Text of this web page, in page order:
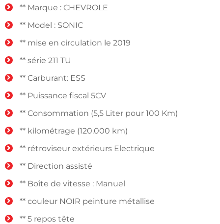
** Marque : CHEVROLE
** Model : SONIC
** mise en circulation le 2019
** série 211 TU
** Carburant: ESS
** Puissance fiscal 5CV
** Consommation (5,5 Liter pour 100 Km)
** kilométrage (120.000 km)
** rétroviseur extérieurs Electrique
** Direction assisté
** Boîte de vitesse : Manuel
** couleur NOIR peinture métallise
** 5 repos tête